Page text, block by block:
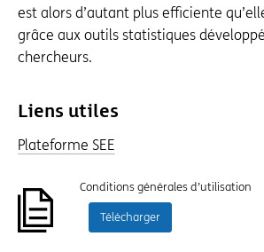
est alors d’autant plus efficiente
grâce aux outils statistiques
chercheurs.
Liens utiles
Plateforme SEE
Conditions générales d’utilisation
Télécharger